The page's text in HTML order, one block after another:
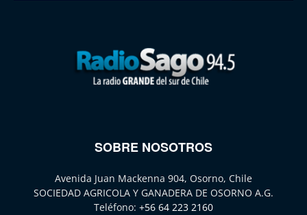
SOBRE NOSOTROS
Avenida Juan Mackenna 904, Osorno, Chile
SOCIEDAD AGRICOLA Y GANADERA DE OSORNO A.G.
Teléfono: +56 64 223 2160